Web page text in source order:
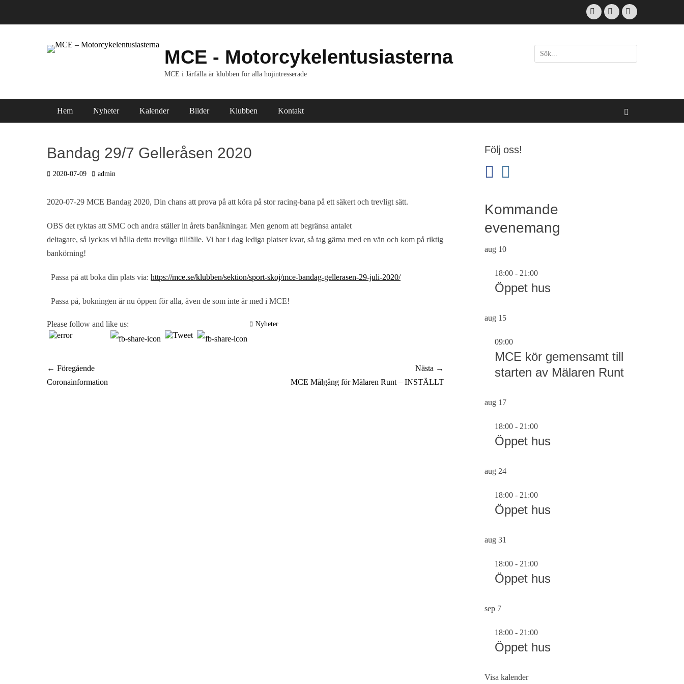
FacebookEmail Instagram
MCE - Motorcykelentusiasterna
MCE i Järfälla är klubben för alla hojintresserade
Sök
efter:
Primär meny
Hem Nyheter Kalender Bilder Klubben Kontakt
Bandag 29/7 Gelleråsen 2020
Postades
2020-07-09 Författare
admin
2020-07-29 MCE Bandag 2020, Din chans att prova på att köra på stor racing-bana på ett säkert och trevligt sätt.
OBS det ryktas att SMC och andra ställer in årets banåkningar. Men genom att begränsa antalet
deltagare, så lyckas vi hålla detta trevliga tillfälle. Vi har i dag lediga platser kvar, så tag gärna med en vän och kom på riktig
bankörning!
Passa på att boka din plats via: https://mce.se/klubben/sektion/sport-skoj/mce-bandag-gellerasen-29-juli-2020/
Passa på, bokningen är nu öppen för alla, även de som inte är med i MCE!
Please follow and like us: Kategorier
Nyheter
Inläggsnavigering
← Föregående
Föregående
Coronainformation
Nästa →
MCE Målgång för Mälaren Runt – INSTÄLLT
Följ oss!
facebook
Kommande
evenemang
aug 10
18:00 - 21:00
Öppet hus
aug 15
09:00
MCE kör gemensamt till
starten av Mälaren Runt
aug 17
18:00 - 21:00
Öppet hus
aug 24
18:00 - 21:00
Öppet hus
aug 31
18:00 - 21:00
Öppet hus
sep 7
18:00 - 21:00
Öppet hus
Visa kalender